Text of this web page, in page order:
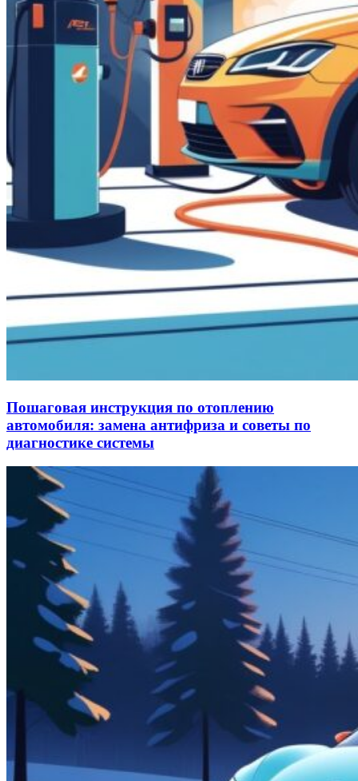
Пошаговая инструкция по отоплению
автомобиля: замена антифриза и советы по
диагностике системы